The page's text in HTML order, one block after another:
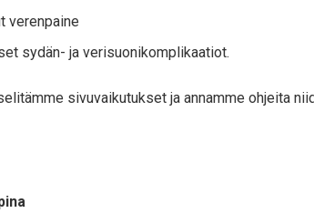
verenpaine
sydän- ja verisuonikomplikaatiot.
sivuvaikutukset ja annamme ohjeita